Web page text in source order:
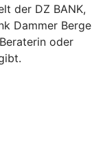
der DZ BANK,
Dammer Berge
oder